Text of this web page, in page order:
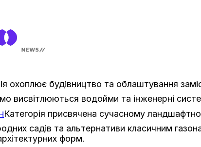
охоплює будівництво та облаштування
висвітлюються водойми та інженерні
Категорія присвячена сучасному
садів та альтернативи класичним
форм.